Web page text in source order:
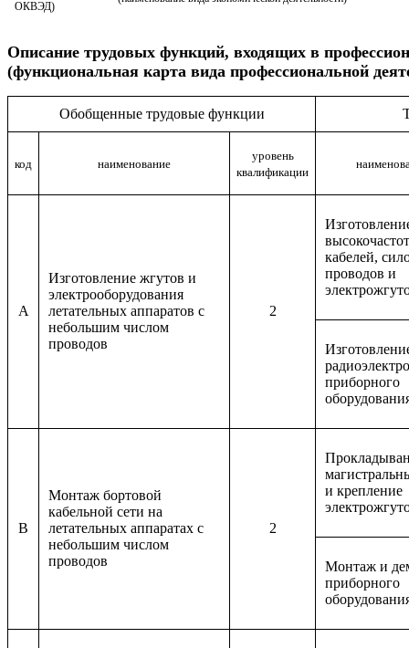
ОКВЭД)
Описание трудовых функций, входящих в
(функциональная карта вида профессиональной
Обобщенные трудовые функции
код наименование
уровень
квалификации
A
Изготовление жгутов и
электрооборудования
летательных аппаратов с
небольшим числом
проводов
2
кабелей,
проводов и
приборного
B
Монтаж бортовой
кабельной сети на
летательных аппаратах с
небольшим числом
проводов
2
и крепление
Монтаж и
приборного